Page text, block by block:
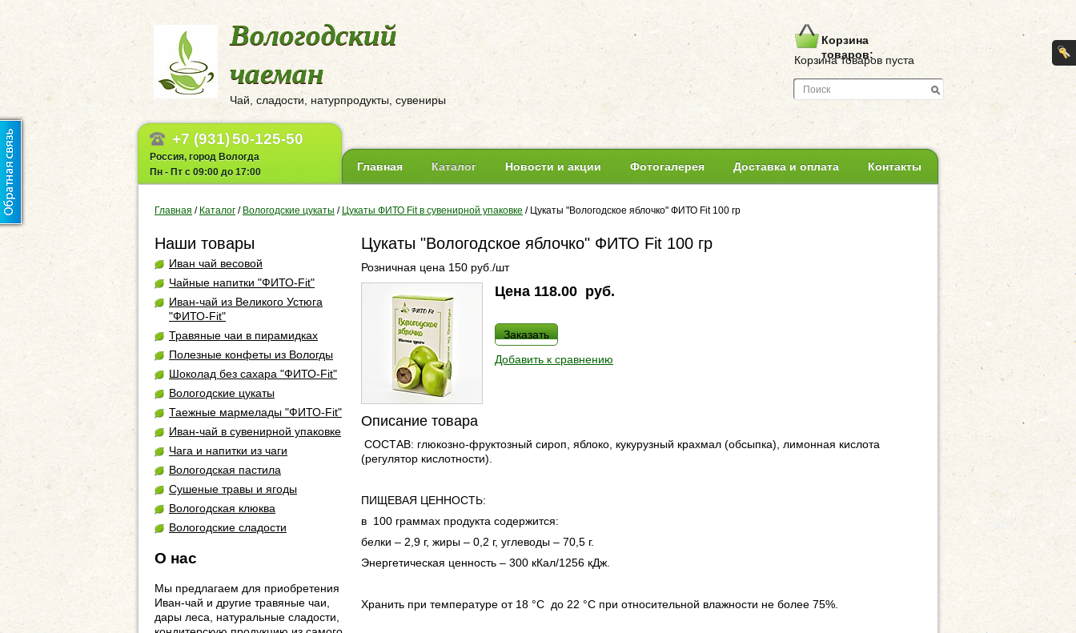
Вологодский
чаеман
Чай, сладости, натурпродукты, сувениры
Корзина
товаров:
Корзина товаров пуста
+7 (931)50-125-50
Россия, город Вологда
Пн - Пт с 09:00 до 17:00
Главная Каталог Новости и акции Фотогалерея Доставка и оплата Контакты
Главная / Каталог / Вологодские цукаты / Цукаты ФИТО Fit в сувенирной упаковке / Цукаты "Вологодское яблочко" ФИТО Fit 100 гр
Наши товары
Иван чай весовой
Чайные напитки "ФИТО-Fit"
Иван-чай из Великого Устюга
"ФИТО-Fit"
Травяные чаи в пирамидках
Полезные конфеты из Вологды
Шоколад без сахара "ФИТО-Fit"
Вологодские цукаты
Таежные мармелады "ФИТО-Fit"
Иван-чай в сувенирной упаковке
Чага и напитки из чаги
Вологодская пастила
Сушеные травы и ягоды
Вологодская клюква
Вологодские сладости
О нас
Мы предлагаем для приобретения
Иван-чай и другие травяные чаи,
дары леса, натуральные сладости,
Цукаты "Вологодское яблочко" ФИТО Fit 100 гр
Розничная цена 150 руб./шт
Цена 118.00 руб.
Заказать
Добавить к сравнению
Описание товара
СОСТАВ: глюкозно-фруктозный сироп, яблоко, кукурузный крахмал (обсыпка), лимонная кислота
(регулятор кислотности).
ПИЩЕВАЯ ЦЕННОСТЬ:
в 100 граммах продукта содержится:
белки – 2,9 г, жиры – 0,2 г, углеводы – 70,5 г.
Энергетическая ценность – 300 кКал/1256 кДж.
Хранить при температуре от 18 °С до 22 °С при относительной влажности не более 75%.